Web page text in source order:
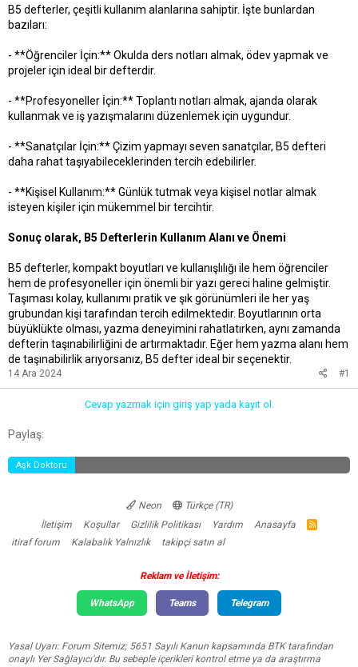
B5 defterler, çeşitli kullanım alanlarına sahiptir. İşte bunlardan
bazıları:
- **Öğrenciler İçin:** Okulda ders notları almak, ödev yapmak ve
projeler için ideal bir defterdir.
- **Profesyoneller İçin:** Toplantı notları almak, ajanda olarak
kullanmak ve iş yazışmalarını düzenlemek için uygundur.
- **Sanatçılar İçin:** Çizim yapmayı seven sanatçılar, B5 defteri
daha rahat taşıyabileceklerinden tercih edebilirler.
- **Kişisel Kullanım:** Günlük tutmak veya kişisel notlar almak
isteyen kişiler için mükemmel bir tercihtir.
Sonuç olarak, B5 Defterlerin Kullanım Alanı ve Önemi
B5 defterler, kompakt boyutları ve kullanışlılığı ile hem öğrenciler
hem de profesyoneller için önemli bir yazı gereci haline gelmiştir.
Taşıması kolay, kullanımı pratik ve şık görünümleri ile her yaş
grubundan kişi tarafından tercih edilmektedir. Boyutlarının orta
büyüklükte olması, yazma deneyimini rahatlatırken, aynı zamanda
defterin taşınabilirliğini de artırmaktadır. Eğer hem yazma alanı hem
de taşınabilirlik arıyorsanız, B5 defter ideal bir seçenektir.
14 Ara 2024 #1
Cevap yazmak için giriş yap yada kayıt ol.
Paylaş:
Aşk Doktoru
Neon
Türkçe (TR)
İletişim
Koşullar Gizlilik Politikası Yardım Anasayfa
R
itiraf forum Kalabalık Yalnızlık takipçi satın al
Reklam ve İletişim:
WhatsApp Teams Telegram
Yasal Uyarı: Forum Sitemiz; 5651 Sayılı Kanun kapsamında BTK tarafından
onaylı Yer Sağlayıcı'dır. Bu sebeple içerikleri kontrol etme ya da araştırma